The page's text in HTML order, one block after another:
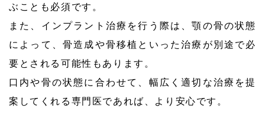
ぶことも必須です。
また、インプラント治療を行う際は、顎の骨の状態
によって、骨造成や骨移植といった治療が別途で必
要とされる可能性もあります。
口内や骨の状態に合わせて、幅広く適切な治療を提
案してくれる専門医であれば、より安心です。